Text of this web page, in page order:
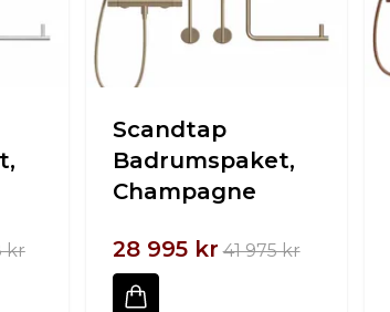
kr
Scandtap
Badrumspaket,
Champagne
28 995 kr 41 975 kr